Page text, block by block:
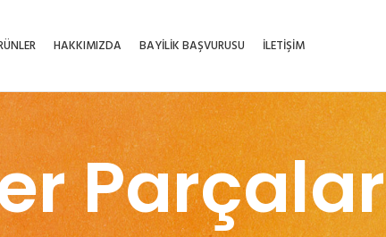
HAKKIMIZDA BAYİLİK BAŞVURUSU İLETİŞİM
Parçalar